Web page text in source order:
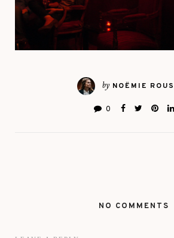
by NOËMIE
0
NO COMMENTS